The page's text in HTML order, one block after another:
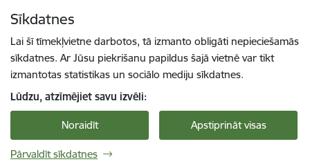
Sīkdatnes
Lai šī tīmekļvietne darbotos, tā izmanto obligāti nepieciešamās
sīkdatnes. Ar Jūsu piekrišanu papildus šajā vietnē var tikt
izmantotas statistikas un sociālo mediju sīkdatnes.
Lūdzu, atzīmējiet savu izvēli:
Noraidīt Apstiprināt visas
Pārvaldīt sīkdatnes